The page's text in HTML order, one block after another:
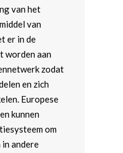
van het
van
er in de
worden aan
zodat
en zich
Europese
kunnen
om
andere